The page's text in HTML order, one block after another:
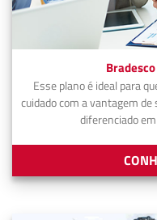
Esse plano é ideal para
cuidado com a vantagem
diferenciado